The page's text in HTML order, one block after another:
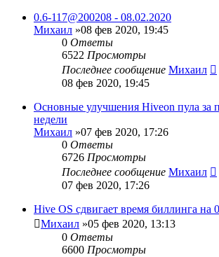
0.6-117@200208 - 08.02.2020
Михаил »08 фев 2020, 19:45
0 Ответы
6522 Просмотры
Последнее сообщение Михаил
08 фев 2020, 19:45
Основные улучшения Hiveon пула за
недели
Михаил »07 фев 2020, 17:26
0 Ответы
6726 Просмотры
Последнее сообщение Михаил
07 фев 2020, 17:26
Hive OS сдвигает время биллинга на
Михаил »05 фев 2020, 13:13
0 Ответы
6600 Просмотры